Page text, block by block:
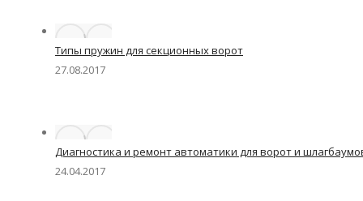
Типы пружин для секционных ворот
27.08.2017
Диагностика и ремонт автоматики для ворот и
24.04.2017